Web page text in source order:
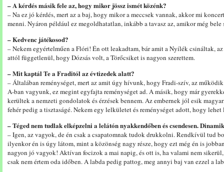
– A kérdés másik fele az, hogy mikor jössz ismét közénk?
– Na ez jó kérdés, mert az a baj, hogy mikor a meccsek vannak, akkor mi
menni. Nyáron például ez megoldhatatlan, inkább a tavasz az, amikor még bele
– Kedvenc játékosod?
– Nekem egyértelműen a Flóri! Én ott leakadtam, bár amit a Nyílék csináltak,
attól függetlenül, hogy Dózsás volt, a Törőcsiket is nagyon szerettem.
– Mit kaptál Te a Fraditól az évtizedek alatt?
– Általában reménységet, mert az amit úgy hívunk, hogy Fradi-szív, az
A-ban vagyunk, ez megint egyfajta reménységet ad. A másik, hogy már
kerültek a nemzeti gondolatok és érzések bennem. Az embernek jól esik
fehér pedig a tisztaságé. Nekem egy lelkületet és reménységet adott, hogy
– Téged nem tudlak elképzelni a lelátón nyakkendőben és csendesen.
– Igen, az vagyok, de én csak a csapatomnak tudok drukkolni. Rendkívül tud
ilyenkor én is úgy látom, mint a közönség nagy része, hogy ezt még én is
nagyon jó vagyok! Aktívan focizok a mai napig, és ott is, ha valami nem
csak nem értem oda időben. A labda pedig pattog, meg annyi baj van ezzel a